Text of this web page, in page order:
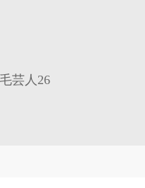
芸人26